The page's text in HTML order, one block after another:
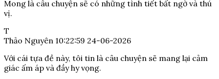
Mong là câu chuyện sẽ có những tình tiết bất ngờ và thú
vị.
T
Thảo Nguyên 10:22:59 24-06-2026
Với cái tựa đề này, tôi tin là câu chuyện sẽ mang lại cảm
giác ấm áp và đầy hy vọng.